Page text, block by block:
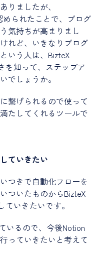
りましたが、
られたことで、プログ
気持ちが高まりまし
れど、いきなりプログ
いう人は、BizteX
を知って、ステップア
でしょうか。
繋げられるので使って
たしてくれるツールで
ていきたい
つきで自動化フローを
ついたものからBizteX
いきたいです。
いるので、今後Notion
っていきたいと考えて